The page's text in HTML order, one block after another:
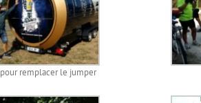
pour remplacer le jumper